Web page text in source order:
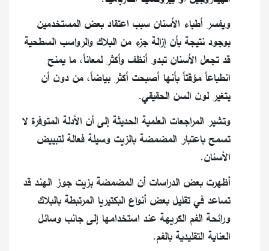
ويفسر أطباء الأسنان سبب اعتقاد بعض المستخدمين
بوجود نتيجة بأن إزالة جزء من البلاك والرواسب السطحية
قد تجعل الأسنان تبدو أنظف وأكثر لمعاناً، ما يمنح
انطباعاً مؤقتاً بأنها أصبحت أكثر بياضاً، من دون أن
يتغير لون السن الحقيقي.
وتشير المراجعات العلمية الحديثة إلى أن الأدلة المتوفرة لا
تسمح باعتبار المضمضة بالزيت وسيلة فعالة لتبييض
الأسنان.
أظهرت بعض الدراسات أن المضمضة بزيت جوز الهند قد
تساعد في تقليل بعض أنواع البكتيريا المرتبطة بالبلاك
ورائحة الفم الكريهة عند استخدامها إلى جانب وسائل
العناية التقليدية بالفم.